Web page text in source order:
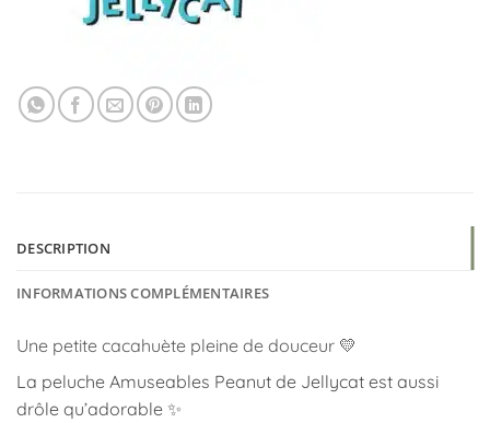
DESCRIPTION
INFORMATIONS COMPLÉMENTAIRES
Une petite cacahuète pleine de douceur 💛
La peluche Amuseables Peanut de Jellycat est aussi
drôle qu’adorable ✨